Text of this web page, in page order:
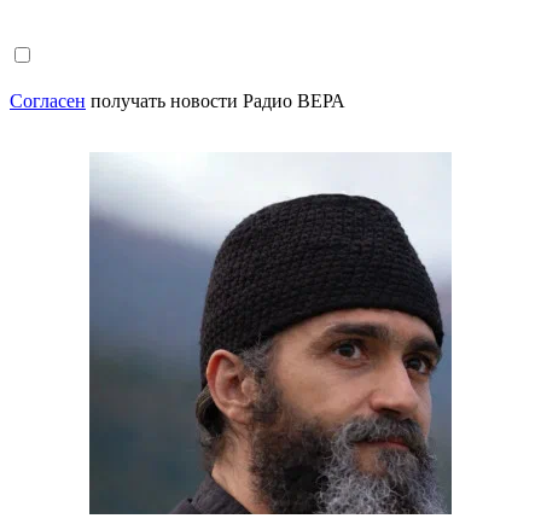
Согласен получать новости Радио ВЕРА